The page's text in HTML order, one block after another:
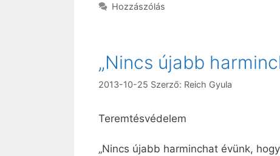
Hozzászólás
„Nincs újabb
2013-10-25 Szerző: Reich Gyula
Teremtésvédelem
„Nincs újabb harminchat évünk,